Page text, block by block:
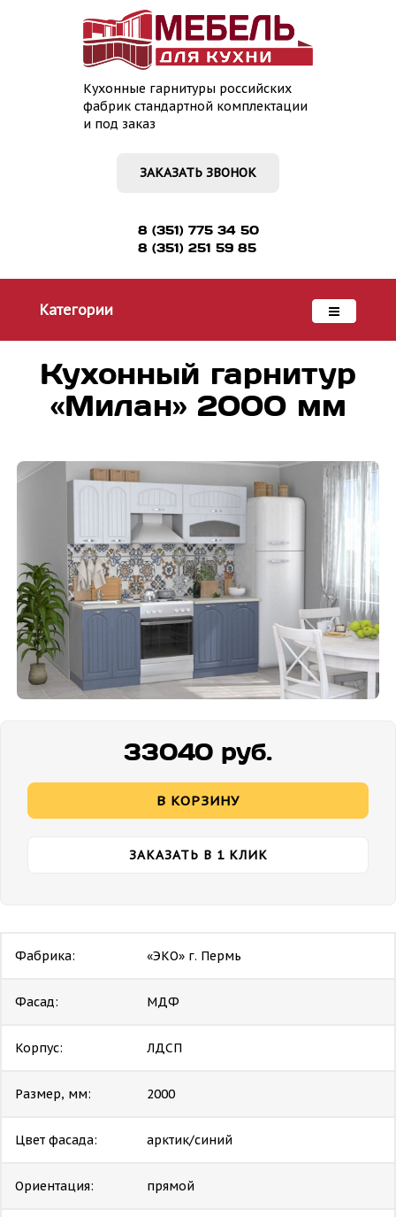
Кухонные гарнитуры российских
фабрик стандартной комплектации
и под заказ
ЗАКАЗАТЬ ЗВОНОК
8 (351) 775 34 50
8 (351) 251 59 85
Категории
Кухонный гарнитур
«Милан» 2000 мм
33040 руб.
В КОРЗИНУ
ЗАКАЗАТЬ В 1 КЛИК
Фабрика: «ЭКО» г. Пермь
Фасад: МДФ
Корпус: ЛДСП
Размер, мм: 2000
Цвет фасада: арктик/синий
Ориентация: прямой